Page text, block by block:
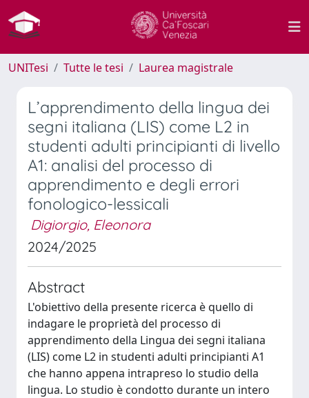
UNITesi Tutte le tesi Laurea magistrale
L’apprendimento della lingua dei
segni italiana (LIS) come L2 in
studenti adulti principianti di livello
A1: analisi del processo di
apprendimento e degli errori
fonologico-lessicali
Digiorgio, Eleonora
2024/2025
Abstract
L'obiettivo della presente ricerca è quello di
indagare le proprietà del processo di
apprendimento della Lingua dei segni italiana
(LIS) come L2 in studenti adulti principianti A1
che hanno appena intrapreso lo studio della
lingua. Lo studio è condotto durante un intero